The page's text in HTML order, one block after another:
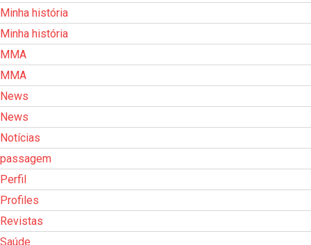
Minha história
Minha história
MMA
MMA
News
News
Notícias
passagem
Perfil
Profiles
Revistas
Saúde